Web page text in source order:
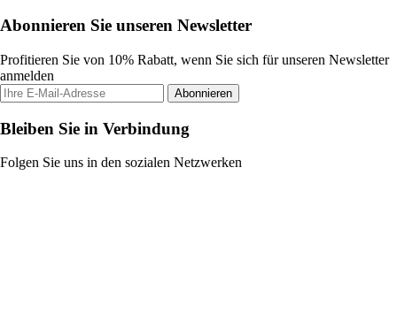
Abonnieren Sie unseren Newsletter
Profitieren Sie von 10% Rabatt, wenn Sie sich für unseren Newsletter
anmelden
Abonnieren
Bleiben Sie in Verbindung
Folgen Sie uns in den sozialen Netzwerken